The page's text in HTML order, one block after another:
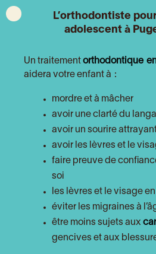
L’orthodontiste
adolescent à
Un traitement orthodontique
aidera votre enfant à :
mordre et à mâcher
avoir une clarté du
avoir un sourire
avoir les lèvres et le
faire preuve de
soi
les lèvres et le visage
éviter les migraines à
être moins sujets aux
gencives et aux